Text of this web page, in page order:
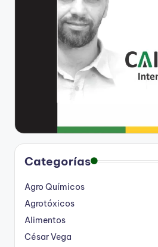
Categorías
Agro Químicos
Agrotóxicos
Alimentos
César Vega